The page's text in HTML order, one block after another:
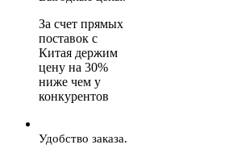
За счет прямых
поставок с
Китая держим
цену на 30%
ниже чем у
конкурентов
Удобство заказа.